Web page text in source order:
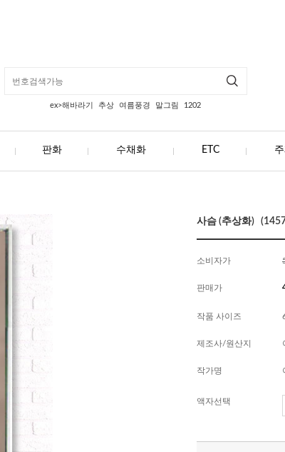
ex>해바라기 추상 여름풍경 말그림 1202
판화 수채화 ETC
사슴 (추상화)
소비자가
판매가
작품 사이즈
제조사/원산지
작가명
액자선택